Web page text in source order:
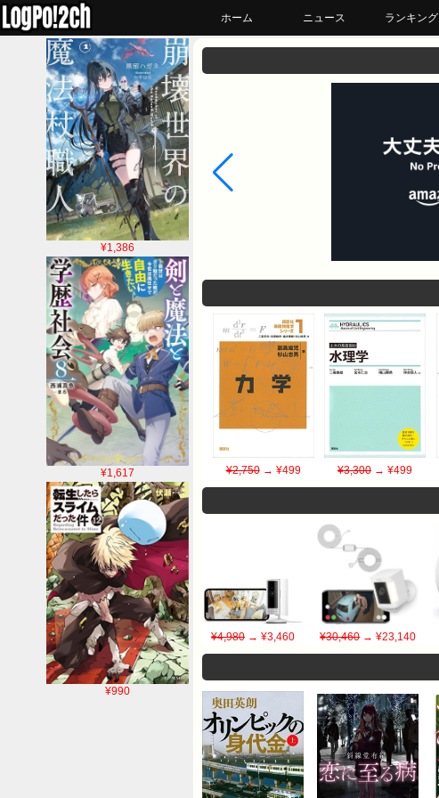
ホーム ニュース ランキング
¥1,386
¥1,617
¥990
¥2,750→ ¥499 ¥3,300 → ¥499
¥4,980 → ¥3,460 ¥30,460→ ¥23,140